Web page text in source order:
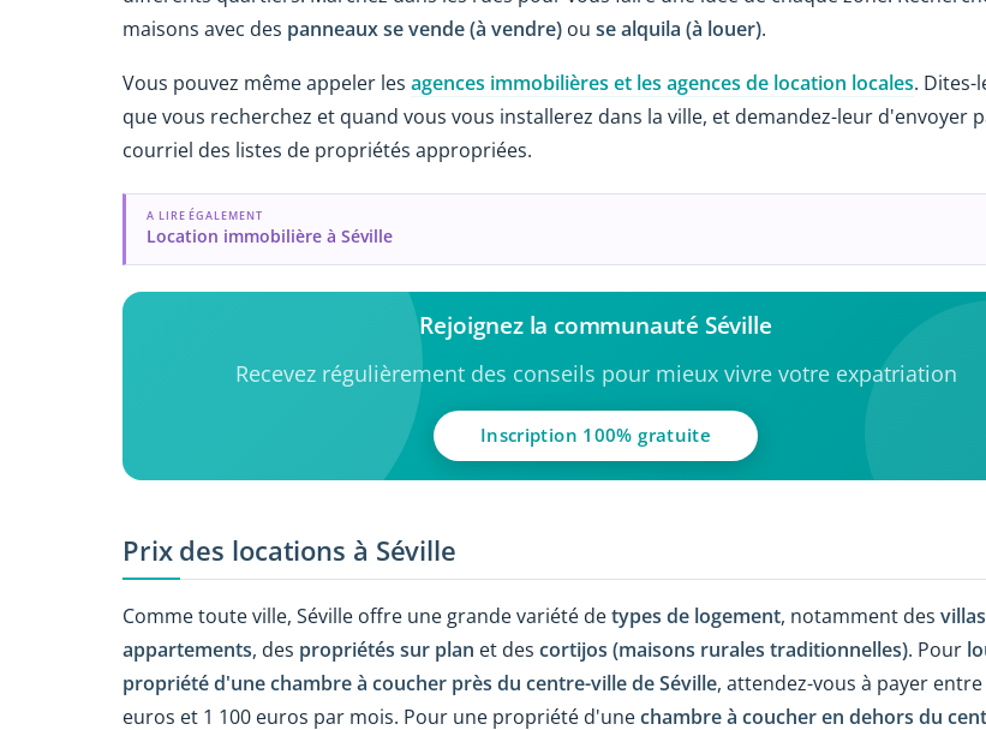
maisons avec des panneaux se vende (à vendre) ou se alquila (à louer).
Vous pouvez même appeler les agences immobilières et les agences de location locales. Dites-
que vous recherchez et quand vous vous installerez dans la ville, et demandez-leur d'envoyer
courriel des listes de propriétés appropriées.
A LIRE ÉGALEMENT
Location immobilière à Séville
Rejoignez la communauté Séville
Recevez régulièrement des conseils pour mieux vivre votre expatriation
Inscription 100% gratuite
Prix des locations à Séville
Comme toute ville, Séville offre une grande variété detypes de logement, notamment des villas
appartements, des propriétés sur plan et des cortijos (maisons rurales traditionnelles). Pour
propriété d'une chambre à coucher près du centre-ville de Séville, attendez-vous à payer entre
euros et 1 100 euros par mois. Pour une propriété d'unechambre à coucher en dehors du